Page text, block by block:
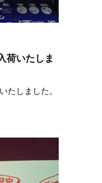
荷いたしま
たしました。